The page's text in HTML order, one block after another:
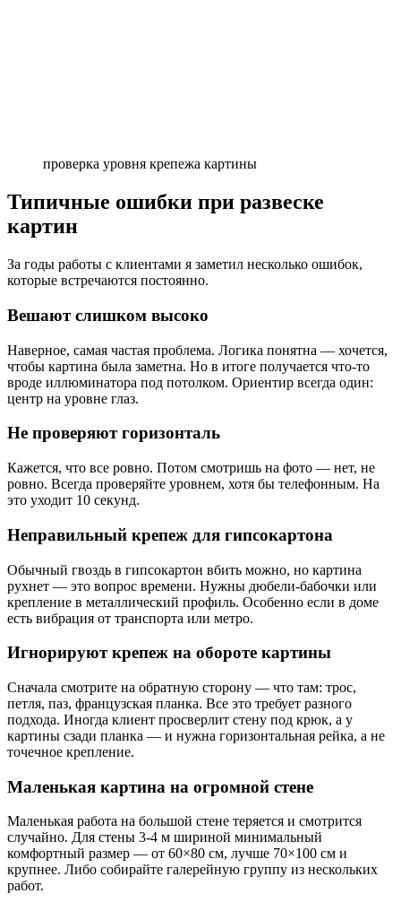
проверка уровня крепежа картины
Типичные ошибки при развеске
картин
За годы работы с клиентами я заметил несколько ошибок,
которые встречаются постоянно.
Вешают слишком высоко
Наверное, самая частая проблема. Логика понятна — хочется,
чтобы картина была заметна. Но в итоге получается что-то
вроде иллюминатора под потолком. Ориентир всегда один:
центр на уровне глаз.
Не проверяют горизонталь
Кажется, что все ровно. Потом смотришь на фото — нет, не
ровно. Всегда проверяйте уровнем, хотя бы телефонным. На
это уходит 10 секунд.
Неправильный крепеж для гипсокартона
Обычный гвоздь в гипсокартон вбить можно, но картина
рухнет — это вопрос времени. Нужны дюбели-бабочки или
крепление в металлический профиль. Особенно если в доме
есть вибрация от транспорта или метро.
Игнорируют крепеж на обороте картины
Сначала смотрите на обратную сторону — что там: трос,
петля, паз, французская планка. Все это требует разного
подхода. Иногда клиент просверлит стену под крюк, а у
картины сзади планка — и нужна горизонтальная рейка, а не
точечное крепление.
Маленькая картина на огромной стене
Маленькая работа на большой стене теряется и смотрится
случайно. Для стены 3-4 м шириной минимальный
комфортный размер — от 60×80 см, лучше 70×100 см и
крупнее. Либо собирайте галерейную группу из нескольких
работ.